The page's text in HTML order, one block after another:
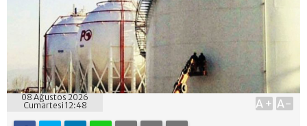
08 Ağustos 2026
Cumartesi 12:48
A+ A-